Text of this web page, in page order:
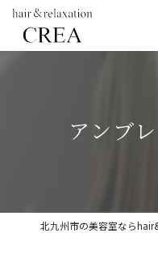
アンブ